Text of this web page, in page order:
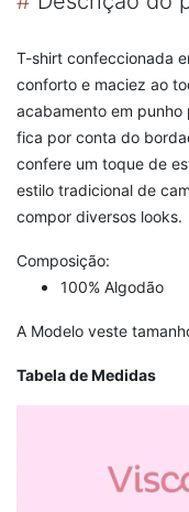
T-shirt confeccionada
conforto e maciez ao
acabamento em
fica por conta do
confere um toque de
estilo tradicional de
compor diversos looks.
Composição:
100% Algodão
A Modelo veste
Tabela de Medidas